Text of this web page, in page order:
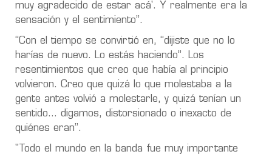
muy agradecido de estar acá'. Y realmente era la
sensación y el sentimiento”.
“Con el tiempo se convirtió en, “dijiste que no lo
harías de nuevo. Lo estás haciendo”. Los
resentimientos que creo que había al principio
volvieron. Creo que quizá lo que molestaba a la
gente antes volvió a molestarle, y quizá tenían un
sentido… digamos, distorsionado o inexacto de
quiénes eran”.
"Todo el mundo en la banda fue muy importante